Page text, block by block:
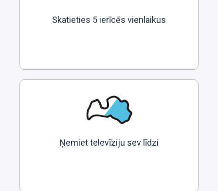
Skatieties 5 ierīcēs vienlaikus
Ņemiet televīziju sev līdzi